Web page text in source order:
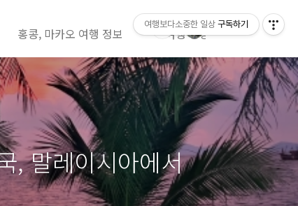
홍콩, 마카오 여행 정보 여행 영상정보( 유투브)
, 말레이시아에서
여행보다소중한 일상 구독하기